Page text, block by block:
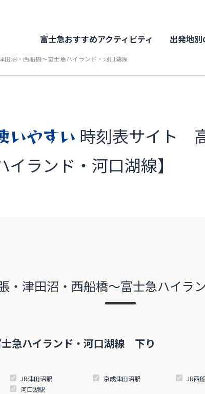
富士急おすすめアクティビティ 出発地
沼・西船橋～富士急ハイランド・河口湖線
いやすい 時刻表サイト
ランド・河口湖線】
・津田沼・西船橋～富士急ハイラ
急ハイランド・河口湖線 下り
JR津田沼駅 京成津田沼駅 JR西
河口湖駅